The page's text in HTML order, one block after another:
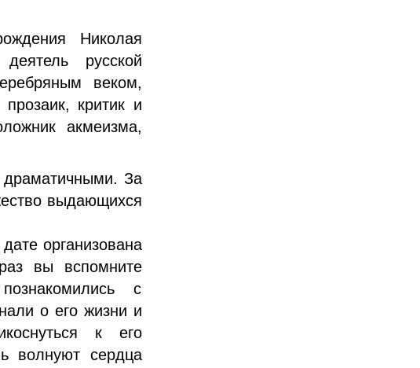
Николая
русской
веком,
критик и
акмеизма,
За
выдающихся
организована
вы вспомните
с
о его жизни и
к его
волнуют сердца